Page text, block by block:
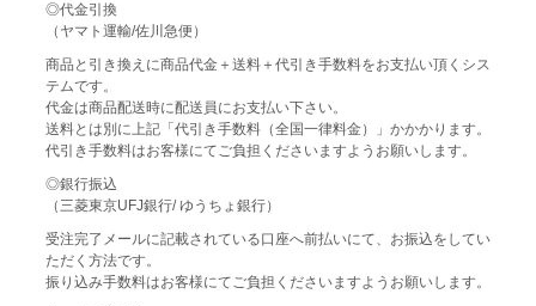
◎代金引換
（ヤマト運輸/佐川急便）
商品と引き換えに商品代金＋送料＋代引き手数料をお支払い頂くシス
テムです。
代金は商品配送時に配送員にお支払い下さい。
送料とは別に上記「代引き手数料（全国一律料金）」かかかります。
代引き手数料はお客様にてご負担くださいますようお願いします。
◎銀行振込
（三菱東京UFJ銀行/ ゆうちょ銀行）
受注完了メールに記載されている口座へ前払いにて、お振込をしてい
ただく方法です。
振り込み手数料はお客様にてご負担くださいますようお願いします。